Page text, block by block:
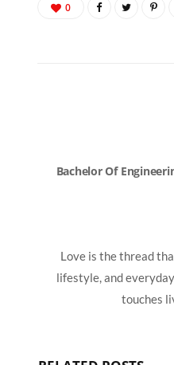
0
Love is the thread
lifestyle, and
touches